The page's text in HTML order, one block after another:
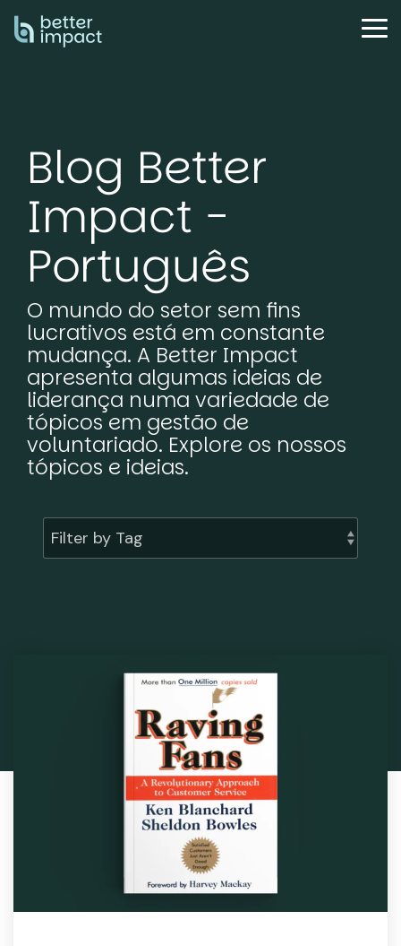
the
Blog Better
Impact -
Português
O mundo do setor sem fins
lucrativos está em constante
mudança. A Better Impact
apresenta algumas ideias de
liderança numa variedade de
tópicos em gestão de
voluntariado. Explore os nossos
tópicos e ideias.
Filter by Tag